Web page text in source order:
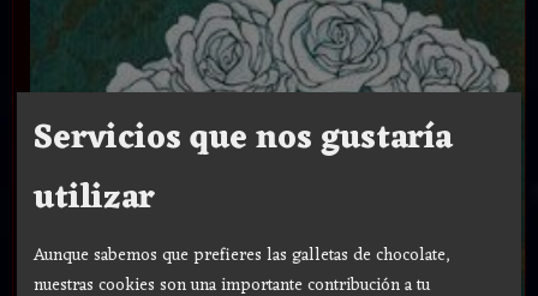
Servicios que nos gustaría
utilizar
Aunque sabemos que prefieres las galletas de chocolate,
nuestras cookies son una importante contribución a tu